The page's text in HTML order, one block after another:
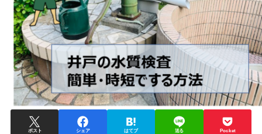
ポスト シェア はてブ 送る Pocket